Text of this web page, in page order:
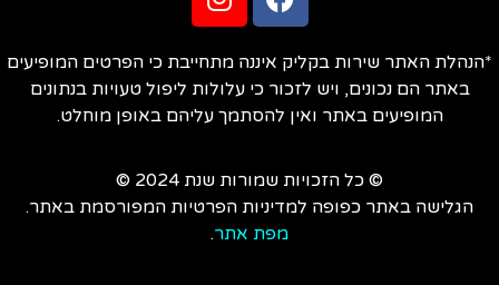
האתר שירות בקליק איננה מתחייבת כי הפרטים המופיעים
באתר הם נכונים, ויש לזכור כי עלולות ליפול טעויות בנתונים
המופיעים באתר ואין להסתמך עליהם באופן מוחלט.
© כל הזכויות שמורות שנת 2024 ©
הגלישה באתר כפופה למדיניות הפרטיות המפורסמת באתר.
מפת אתר.